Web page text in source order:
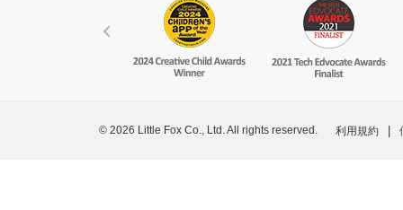
© 2026 Little Fox Co., Ltd. All rights reserved. 利用規約